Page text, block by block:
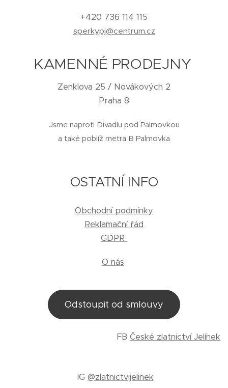
+420 736 114 115
sperkypj@centrum.cz
KAMENNÉ PRODEJNY
Zenklova 25 / Novákových 2
Praha 8
Jsme naproti Divadlu pod Palmovkou
a také poblíž metra B Palmovka
OSTATNÍ INFO
Obchodní podmínky
Reklamační řád
GDPR
O nás
Odstoupit od smlouvy
FB České zlatnictví Jelínek
IG @zlatnictvijelinek